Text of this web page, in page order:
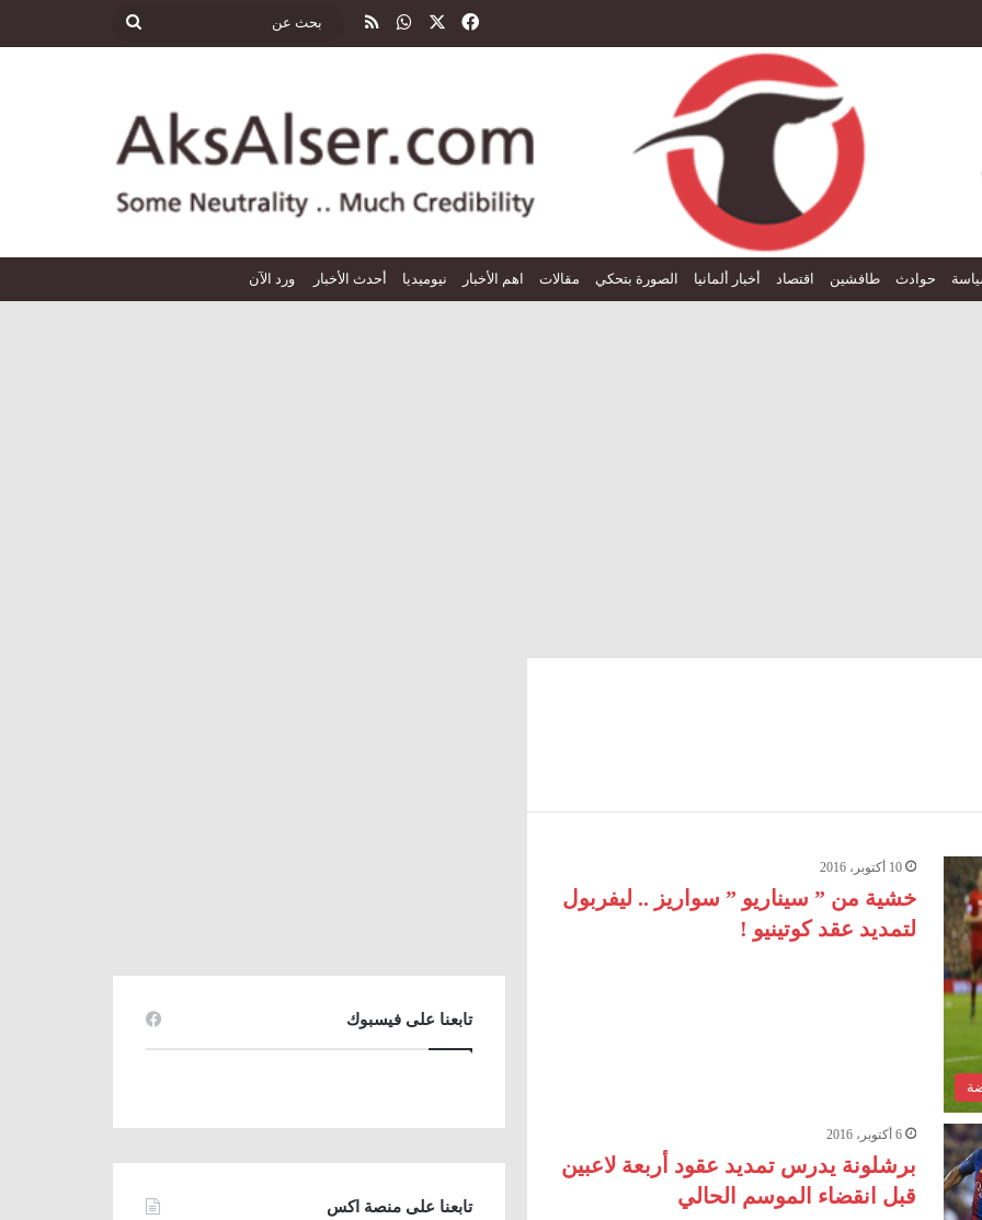
فيسبوك واتسابملخص الموقع RSS بحث
حوادث طافشين اقتصاد أخبار ألمانيا الصورة بتحكي مقالات اهم الأخبار نيوميديا أحدث الأخبار ورد الآن
10 أكتوبر، 2016
خشية من ” سيناريو ” سواريز .. ليفربول
لتمديد عقد كوتينيو !
6 أكتوبر، 2016
برشلونة يدرس تمديد عقود أربعة لاعبين
قبل انقضاء الموسم الحالي
تابعنا على فيسبوك
تابعنا على منصة اكس